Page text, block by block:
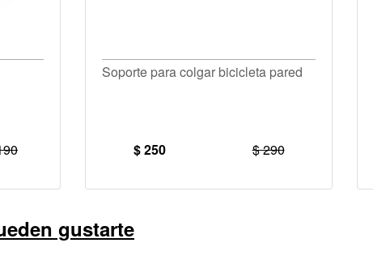
Soporte para colgar bicicleta pared
$ 250 $ 290
gustarte